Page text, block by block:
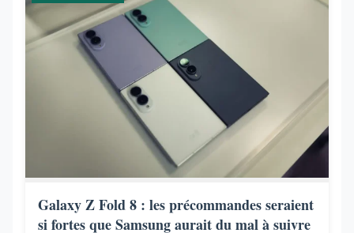
Galaxy Z Fold 8 : les précommandes seraient
si fortes que Samsung aurait du mal à suivre